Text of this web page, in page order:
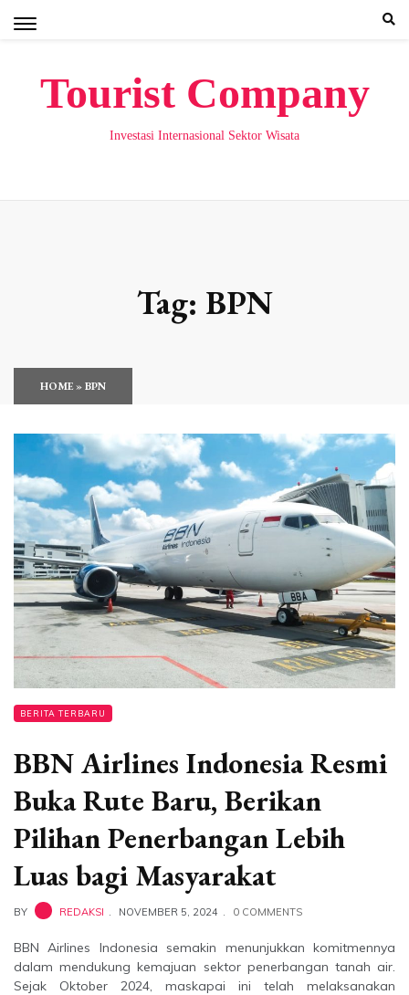
Tourist Company
Investasi Internasional Sektor Wisata
Tag: BPN
HOME»BPN
BERITA TERBARU
BBN Airlines Indonesia Resmi
Buka Rute Baru, Berikan
Pilihan Penerbangan Lebih
Luas bagi Masyarakat
BY REDAKSI NOVEMBER 5, 2024 0 COMMENTS
BBN Airlines Indonesia semakin menunjukkan komitmennya
dalam mendukung kemajuan sektor penerbangan tanah air.
Sejak Oktober 2024, maskapai ini telah melaksanakan